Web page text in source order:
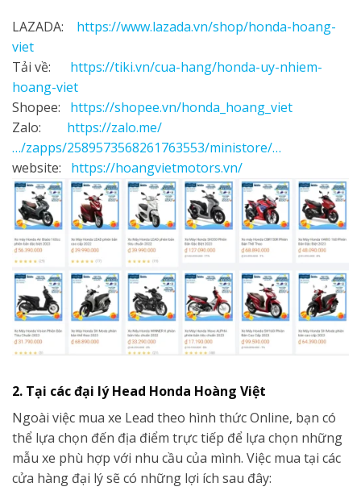
LAZADA: https://www.lazada.vn/shop/honda-hoang-
viet
Tải về: https://tiki.vn/cua-hang/honda-uy-nhiem-
hoang-viet
Shopee:
https://shopee.vn/honda_hoang_viet
Zalo: https://zalo.me/
…/zapps/2589573568261763553/ministore/…
website:
https://hoangvietmotors.vn/
2. Tại các đại lý Head Honda Hoàng Việt
Ngoài việc mua xe Lead theo hình thức Online, bạn có
thể lựa chọn đến địa điểm trực tiếp để lựa chọn những
mẫu xe phù hợp với nhu cầu của mình. Việc mua tại các
cửa hàng đại lý sẽ có những lợi ích sau đây: